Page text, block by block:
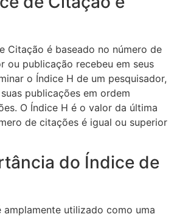
Citação é baseado no número de
ou publicação recebeu em seus
o Índice H de um pesquisador,
publicações em ordem
O Índice H é o valor da última
de citações é igual ou superior
do Índice de
amplamente utilizado como uma